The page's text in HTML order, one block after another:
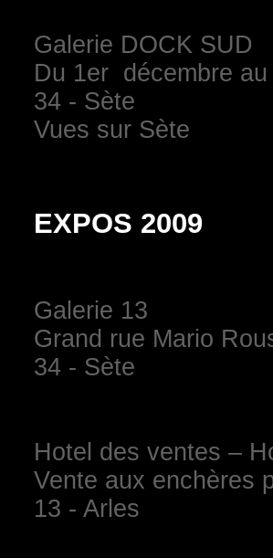
Galerie DOCK SUD
Du 1er décembre au
34 - Sète
Vues sur Sète
EXPOS 2009
Galerie 13
Grand rue Mario
34 - Sète
Hotel des ventes –
Vente aux enchères
13 - Arles